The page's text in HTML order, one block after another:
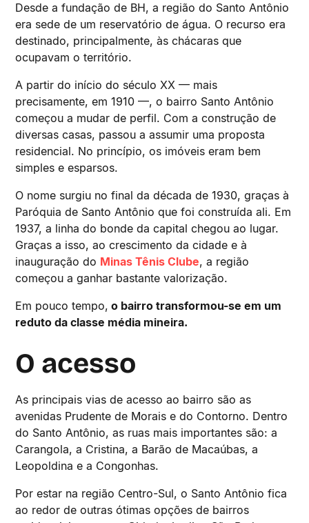
Desde a fundação de BH, a região do Santo Antônio
era sede de um reservatório de água. O recurso era
destinado, principalmente, às chácaras que
ocupavam o território.
A partir do início do século XX — mais
precisamente, em 1910 —, o bairro Santo Antônio
começou a mudar de perfil. Com a construção de
diversas casas, passou a assumir uma proposta
residencial. No princípio, os imóveis eram bem
simples e esparsos.
O nome surgiu no final da década de 1930, graças à
Paróquia de Santo Antônio que foi construída ali. Em
1937, a linha do bonde da capital chegou ao lugar.
Graças a isso, ao crescimento da cidade e à
inauguração do Minas Tênis Clube, a região
começou a ganhar bastante valorização.
Em pouco tempo, o bairro transformou-se em um
reduto da classe média mineira.
O acesso
As principais vias de acesso ao bairro são as
avenidas Prudente de Morais e do Contorno. Dentro
do Santo Antônio, as ruas mais importantes são: a
Carangola, a Cristina, a Barão de Macaúbas, a
Leopoldina e a Congonhas.
Por estar na região Centro-Sul, o Santo Antônio fica
ao redor de outras ótimas opções de bairros